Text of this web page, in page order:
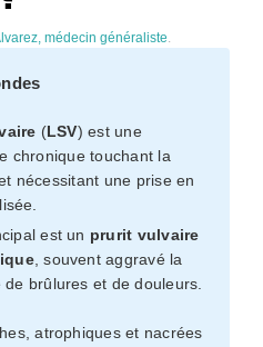
médecin généraliste.
(LSV) est une
chronique touchant la
nécessitant une prise en
est un prurit vulvaire
, souvent aggravé la
brûlures et de douleurs.
atrophiques et nacrées